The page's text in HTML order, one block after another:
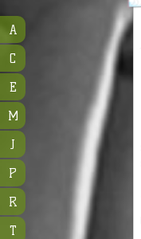
A
C
E
M
J
P
R
T